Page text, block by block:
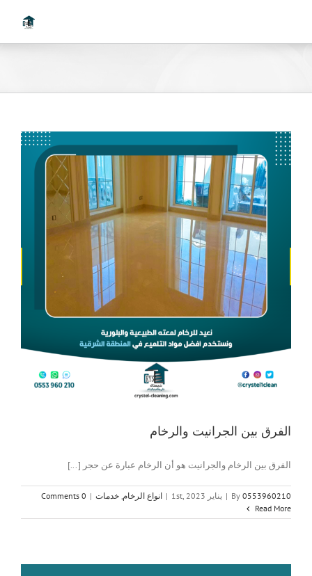
الفرق بين الجرانيت والرخام
الفرق بين الرخام والجرانيت هو أن الرخام عبارة عن حجر [...]
By 0553960210
| يناير 1st, 2023 | انواع الرخام خدمات |
0 Comments
Read More